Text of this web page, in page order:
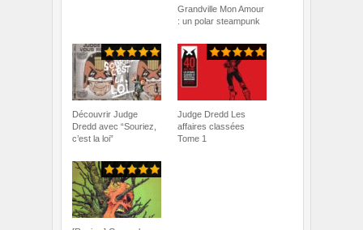
Grandville Mon Amour
: un polar steampunk
Découvrir Judge
Dredd avec “Souriez,
c’est la loi”
Judge Dredd Les
affaires classées
Tome 1